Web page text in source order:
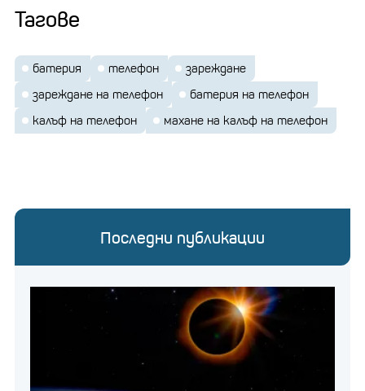
Тагове
батерия телефон
зареждане
зареждане на телефон
батерия на телефон
калъф на телефон
махане на калъф на телефон
Последни публикации